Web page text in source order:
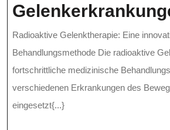
Radioaktive Gelenktherapie: Eine
Behandlungsmethode Die radioaktive
fortschrittliche medizinische
verschiedenen Erkrankungen des
eingesetzt{...}